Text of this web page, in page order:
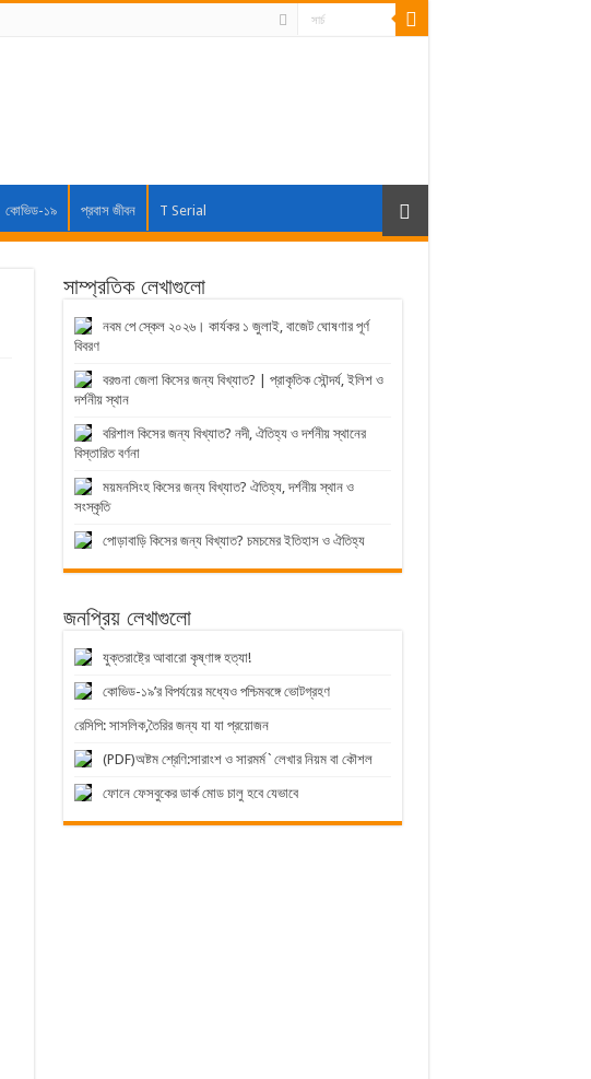
কোভিড-১৯ প্রবাস জীবন T Serial
সাম্প্রতিক লেখাগুলো
নবম পে স্কেল ২০২৬। কার্যকর ১ জুলাই, বাজেট ঘোষণার পূর্ণ
বিবরণ
বরগুনা জেলা কিসের জন্য বিখ্যাত? | প্রাকৃতিক সৌন্দর্য, ইলিশ ও
দর্শনীয় স্থান
বরিশাল কিসের জন্য বিখ্যাত? নদী, ঐতিহ্য ও দর্শনীয় স্থানের
বিস্তারিত বর্ণনা
ময়মনসিংহ কিসের জন্য বিখ্যাত? ঐতিহ্য, দর্শনীয় স্থান ও
সংস্কৃতি
পোড়াবাড়ি কিসের জন্য বিখ্যাত? চমচমের ইতিহাস ও ঐতিহ্য
জনপ্রিয় লেখাগুলো
যুক্তরাষ্ট্রে আবারো কৃষ্ণাঙ্গ হত্যা!
কোভিড-১৯’র বিপর্যয়ের মধ্যেও পশ্চিমবঙ্গে ভোটগ্রহণ
রেসিপি: সাসলিক,তৈরির জন্য যা যা প্রয়োজন
(PDF)অষ্টম শ্রেণি:সারাংশ ও সারমর্ম`লেখার নিয়ম বা কৌশল
ফোনে ফেসবুকের ডার্ক মোড চালু হবে যেভাবে